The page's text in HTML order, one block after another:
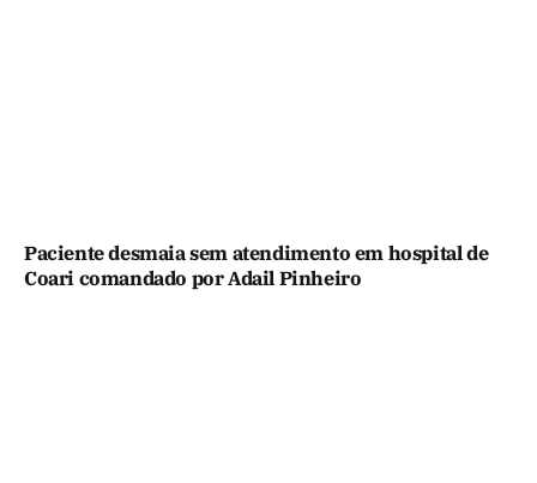
Paciente desmaia sem atendimento em hospital de
Coari comandado por Adail Pinheiro